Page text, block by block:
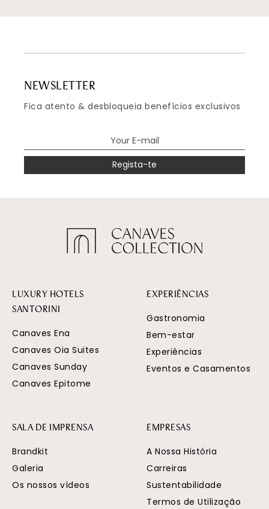
NEWSLETTER
Fica atento & desbloqueia benefícios exclusivos
Regista-te
LUXURY HOTELS
SANTORINI
Canaves Ena
Canaves Oia Suites
Canaves Sunday
Canaves Epitome
EXPERIÊNCIAS
Gastronomia
Bem-estar
Experiências
Eventos e Casamentos
SALA DE IMPRENSA
Brandkit
Galeria
Os nossos vídeos
EMPRESAS
A Nossa História
Carreiras
Sustentabilidade
Termos de Utilização